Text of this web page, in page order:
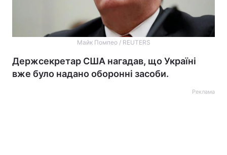
Майк Помпео / REUTERS
Держсекретар США нагадав, що Україні
вже було надано оборонні засоби.
Реклама